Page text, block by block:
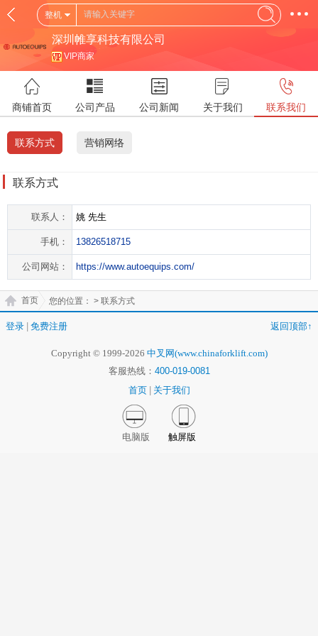
整机
深圳帷享科技有限公司
VIP商家
商铺首页 公司产品 公司新闻 关于我们 联系我们
联系方式 营销网络
联系方式
联系人： 姚 先生
手机： 13826518715
公司网站： https://www.autoequips.com/
您的位置：
首页 > 联系方式
登录 免费注册 返回顶部↑
Copyright © 1999-2026 中叉网(www.chinaforklift.com)
客服热线： 400-019-0081
首页
关于我们
电脑版 触屏版